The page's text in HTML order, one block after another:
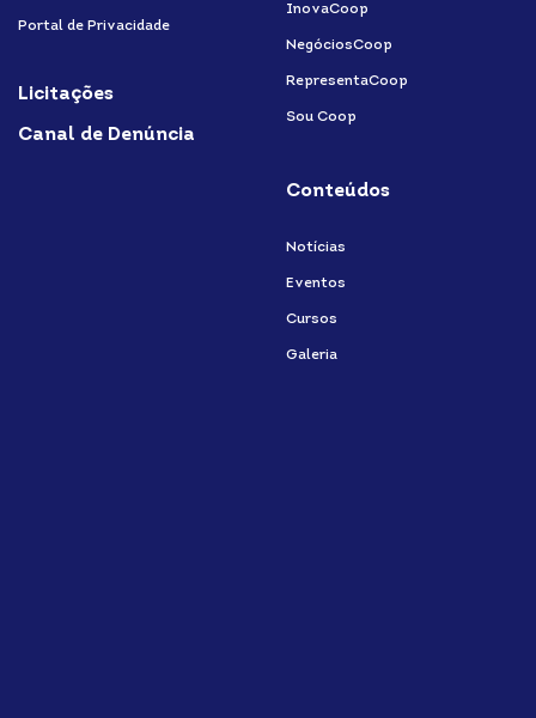
Portal de Privacidade
Licitações
Canal de Denúncia
InovaCoop
NegóciosCoop
RepresentaCoop
Sou Coop
Conteúdos
Notícias
Eventos
Cursos
Galeria